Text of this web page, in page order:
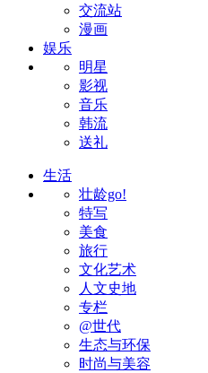
交流站
漫画
娱乐
明星
影视
音乐
韩流
送礼
生活
壮龄go!
特写
美食
旅行
文化艺术
人文史地
专栏
@世代
生态与环保
时尚与美容